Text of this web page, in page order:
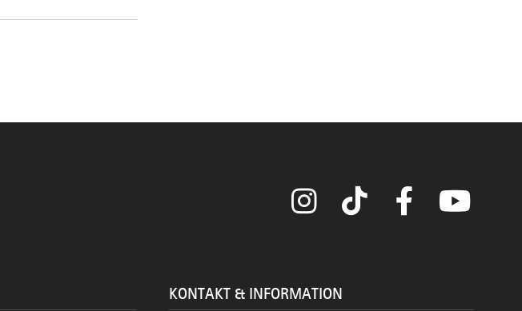
Instagram TikTok Facebook
KONTAKT & INFORMATION